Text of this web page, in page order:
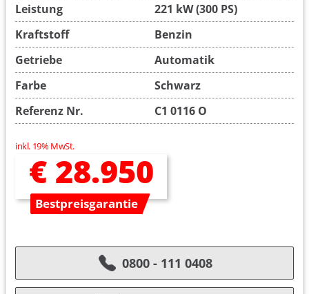
Leistung
221 kW (300 PS)
Kraftstoff
Benzin
Getriebe
Automatik
Farbe
Schwarz
Referenz Nr.
C1 0116 O
inkl. 19% MwSt.
€ 28.950
Bestpreisgarantie
0800 - 111 0408